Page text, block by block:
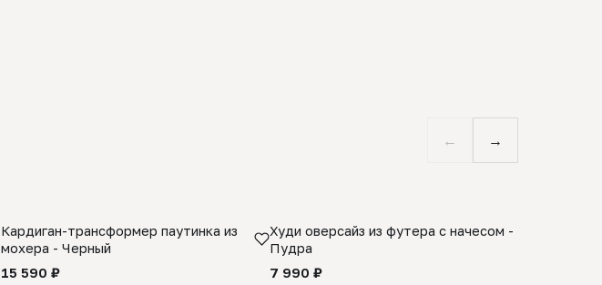
← →
Кардиган-трансформер паутинка из
мохера - Черный
15 590 ₽
Худи оверсайз из футера с начесом -
Пудра
7 990 ₽